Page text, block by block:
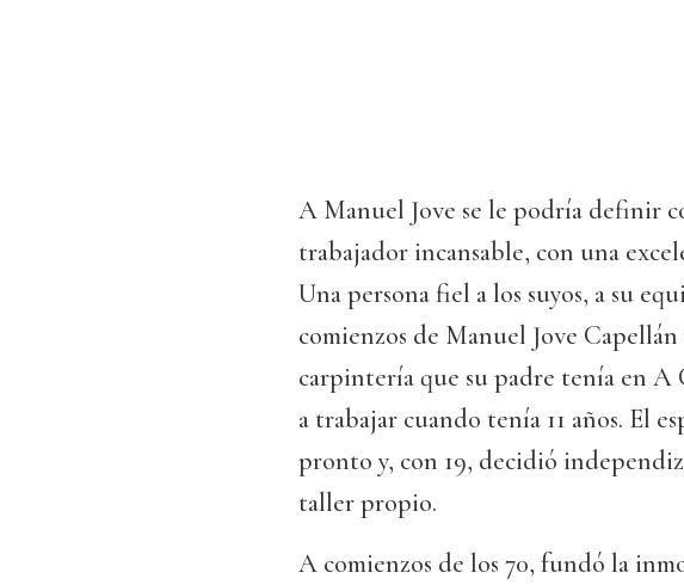
A Manuel Jove se le podría definir
trabajador incansable, con una
Una persona fiel a los suyos, a su
comienzos de Manuel Jove
carpintería que su padre tenía en A
a trabajar cuando tenía 11 años. El
pronto y, con 19, decidió
taller propio.
A comienzos de los 70, fundó la